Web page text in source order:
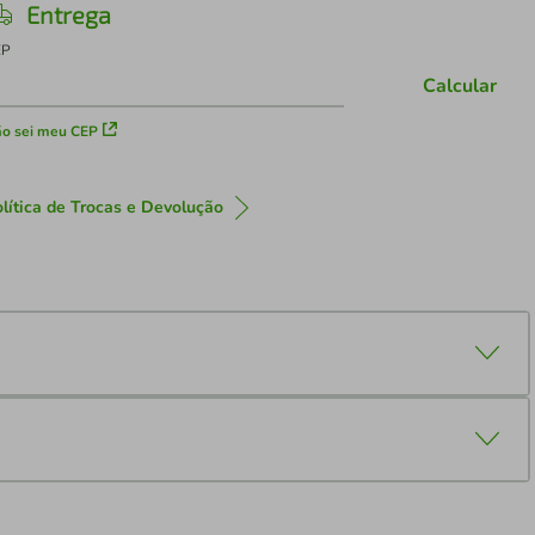
Entrega
sei meu CEP
Calcular
de Trocas e Devolução